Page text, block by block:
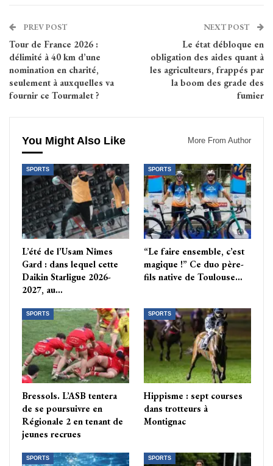
PREV POST
Tour de France 2026 :
délimité à 40 km d’une
nomination en charité,
seulement à auxquelles va
fournir ce Tourmalet ?
NEXT POST
Le état débloque en
obligation des aides quant à
les agriculteurs, frappés par
la boom des grade des
fumier
You Might Also Like More From Author
SPORTS
L’été de l’Usam Nîmes
Gard : dans lequel cette
Daikin Starligue 2026-
2027, au…
SPORTS
“Le faire ensemble, c’est
magique !” Ce duo père-
fils native de Toulouse…
SPORTS
Bressols. L’ASB tentera
de se poursuivre en
Régionale 2 en tenant de
jeunes recrues
SPORTS
Hippisme : sept courses
dans trotteurs à
Montignac
SPORTS SPORTS